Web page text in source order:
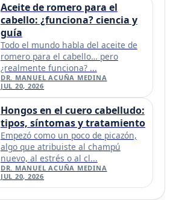
Aceite de romero para el
cabello: ¿funciona? ciencia y
guía
Todo el mundo habla del aceite de
romero para el cabello… pero
¿realmente funciona? ...
DR. MANUEL ACUÑA MEDINA
JUL 20, 2026
Hongos en el cuero cabelludo:
tipos, síntomas y tratamiento
Empezó como un poco de picazón,
algo que atribuiste al champú
nuevo, al estrés o al cl...
DR. MANUEL ACUÑA MEDINA
JUL 20, 2026